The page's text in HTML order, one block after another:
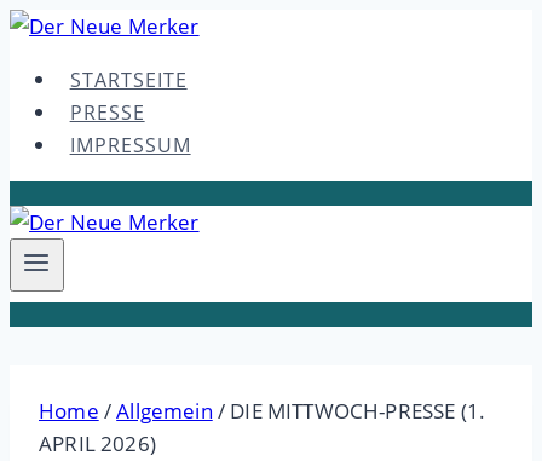
Skip
contentSTARTSEITE
PRESSE
IMPRESSUM
Home /Allgemein / DIE MITTWOCH-PRESSE (1.
APRIL 2026)